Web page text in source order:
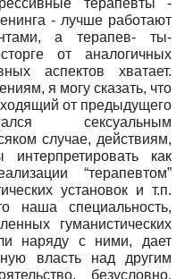
терапевты -
- лучше работают
а терапев- ты-
от аналогичных
аспектов хватает.
я могу сказать, что
от предыдущего
сексуальным
случае, действиям,
как
“терапевтом”
установок и т.п.
наша специальность,
гуманистических
наряду с ними, дает
власть над другим
безусловно,